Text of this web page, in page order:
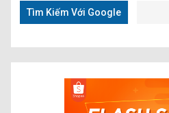
Tìm Kiếm Với Google